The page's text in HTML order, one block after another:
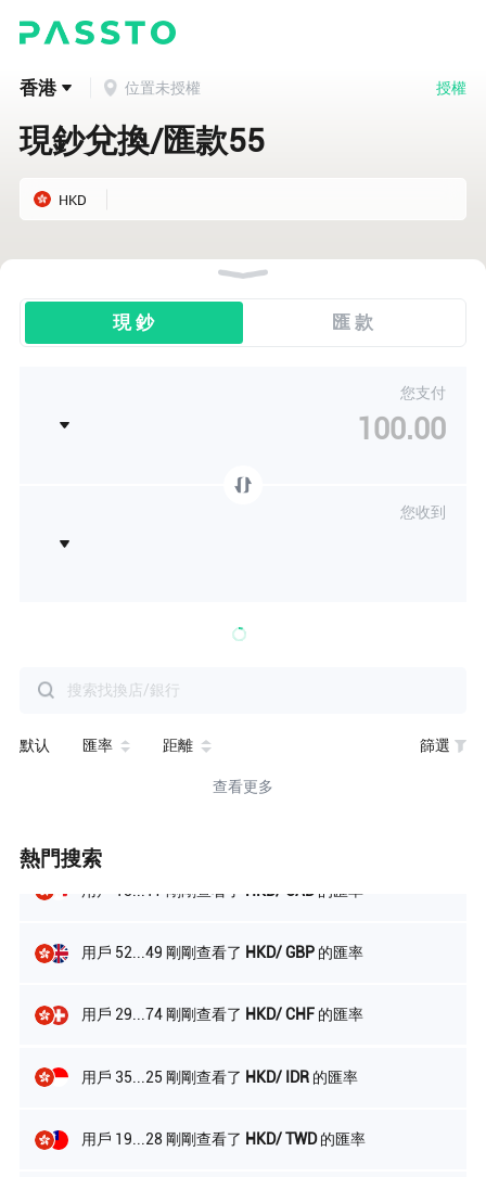
香港 位置未授權 授權
現鈔兌換/匯款55
HKD
現 鈔 匯 款
您支付
您收到
默认 匯率 距離 篩選
查看更多
熱門搜索
用戶 91...12 剛剛查看了HKD/ JPY
用戶 90...51 剛剛查看了
用戶 13...26 剛剛查看了
用戶 52...49 剛剛查看了 HKD/ GBP 的匯率
用戶 29...74 剛剛查看了 HKD/ CHF 的匯率
用戶 35...25 剛剛查看了 HKD/ IDR 的匯率
用戶 19...28 剛剛查看了 HKD/ TWD 的匯率
用戶 30...74 剛剛查看了HKD/ EUR
用戶 13...17 剛剛查看了
用戶 52...49 剛剛查看了HKD/ GBP的匯率
用戶 29...74 剛剛查看了 的匯率